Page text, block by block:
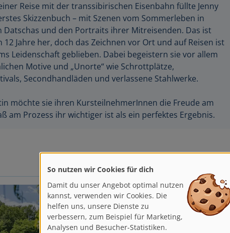
Reise mit der transsibirischen Eisenbahn füllte Jenny
Skizzenbuch – mit Szenen vom Sommerleben in
Datschas und den Portraits ihrer Mitreisenden. Das ist
12 Jahre her, doch das Zeichnen vor Ort und auf Reisen ist
Leidenschaft geblieben. Dabei begeistern sie vor allem
Motive und „Unorte“ wie Schrottplätze,
Secondhandläden und verlassene Stahlwerke.
möchte sie ihren KursteilnehmerInnen die Freude am
am Prozess ihr wichtiger ist als ein perfektes Ergebnis.
So nutzen wir Cookies für dich
Damit du unser Angebot optimal nutzen
kannst, verwenden wir Cookies. Die
helfen uns, unsere Dienste zu
verbessern, zum Beispiel für Marketing,
Analysen und Besucher-Statistiken.